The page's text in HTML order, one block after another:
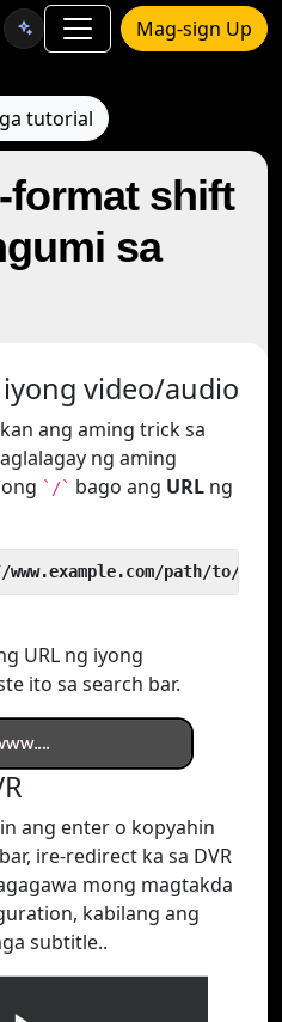
Mag-sign Up
tutorial
format shift
sa
video/audio
ang aming trick sa
ng aming
`/` bago ang URL ng
path/to/
URL ng iyong
ito sa search bar.
ang enter o kopyahin
ire-redirect ka sa DVR
mong magtakda
kabilang ang
subtitle..